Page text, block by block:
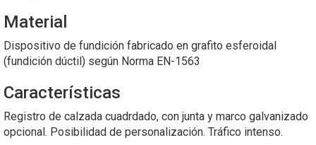
Material
Dispositivo de fundición fabricado en grafito esferoidal
(fundición dúctil) según Norma EN-1563
Características
Registro de calzada cuadrdado, con junta y marco galvanizado
opcional. Posibilidad de personalización. Tráfico intenso.